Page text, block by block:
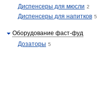
Диспенсеры для мюсли 2
Диспенсеры для напитков 5
Оборудование фаст-фуд
Дозаторы 5